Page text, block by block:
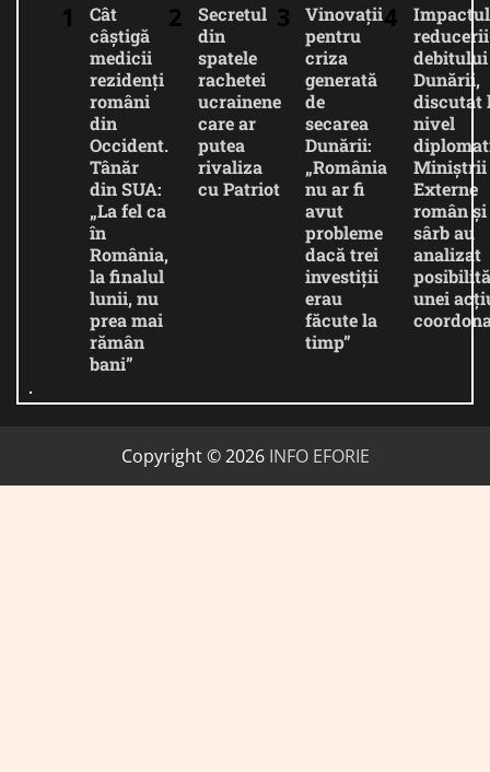
Cât
câștigă
medicii
rezidenți
români
din
Occident.
Tânăr
din SUA:
„La fel ca
în
România,
la finalul
lunii, nu
prea mai
rămân
bani”
Secretul
din
spatele
rachetei
ucrainene
care ar
putea
rivaliza
cu Patriot
Vinovații
pentru
criza
generată
de
secarea
Dunării:
„România
nu ar fi
avut
probleme
dacă trei
investiții
erau
făcute la
timp”
Impactul
reducerii
debitului
Dunării,
discutat
nivel
Miniștrii
Externe
român și
sârb au
analizat
unei
Copyright © 2026 INFO EFORIE